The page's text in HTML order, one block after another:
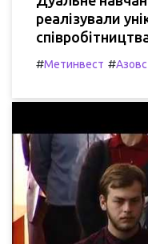
реалізували
#Метинвест #